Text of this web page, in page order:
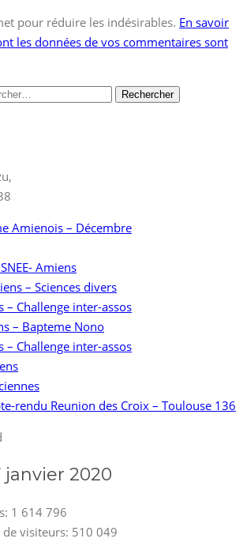
pour réduire les indésirables. En savoir
les données de vos commentaires sont
Amienois – Décembre
Amiens
– Sciences divers
– Challenge inter-assos
– Bapteme Nono
– Challenge inter-assos
rendu Reunion des Croix – Toulouse 136
janvier 2020
1 614 796
visiteurs: 510 049